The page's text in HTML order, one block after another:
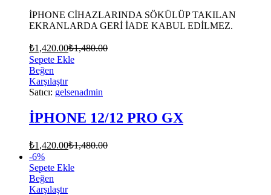
İPHONE CİHAZLARINDA SÖKÜLÜP TAKILAN
EKRANLARDA GERİ İADE KABUL EDİLMEZ.
₺1,420.00₺1,480.00
Sepete Ekle
Beğen
Karşılaştır
Satıcı: gelsenadmin
İPHONE 12/12 PRO GX
₺1,420.00₺1,480.00
-6%
Sepete Ekle
Beğen
Karşılaştır